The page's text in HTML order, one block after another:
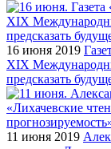
16 июня 2019
XIX
предсказать
11 июня 2019